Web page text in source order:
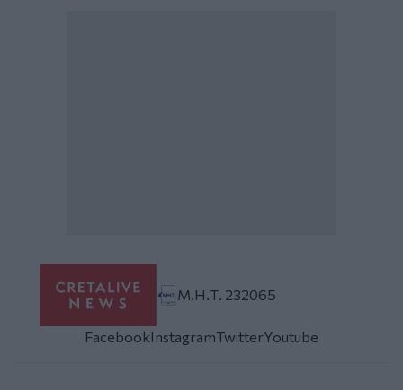
Μ.Η.Τ. 232065
FacebookInstagramTwitterYoutube